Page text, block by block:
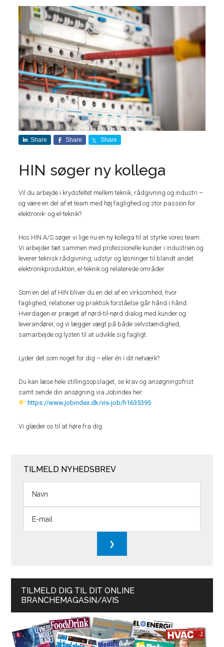
Share Share Share
HIN søger ny kollega
Vil du arbejde i krydsfeltet mellem teknik, rådgivning og industri –
og være en del af et team med høj faglighed og stor passion for
elektronik- og el-teknik?
Hos HIN A/S søger vi lige nu en ny kollega til at styrke vores team.
Vi arbejder tæt sammen med professionelle kunder i industrien og
leverer teknisk rådgivning, udstyr og løsninger til blandt andet
elektronikproduktion, el-teknik og relaterede områder.
Som en del af HIN bliver du en del af en virksomhed, hvor
faglighed, relationer og praktisk forståelse går hånd i hånd.
Hverdagen er præget af nørd-til-nørd dialog med kunder og
leverandører, og vi lægger vægt på både selvstændighed,
samarbejde og lysten til at udvikle sig fagligt.
Lyder det som noget for dig – eller én i dit netværk?
Du kan læse hele stillingsopslaget, se krav og ansøgningsfrist
samt sende din ansøgning via Jobindex her:
https://www.jobindex.dk/vis-job/h1635395
Vi glæder os til at høre fra dig.
TILMELD NYHEDSBREV
TILMELD DIG TIL DIT ONLINE
BRANCHEMAGASIN/AVIS